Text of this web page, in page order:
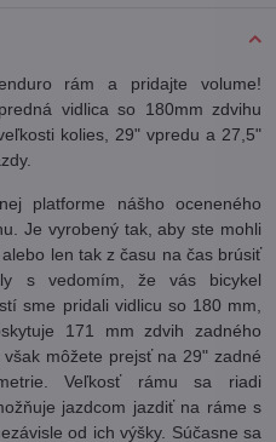
rám a pridajte volume!
vidlica so 180mm zdvihu
kolies, 29" vpredu a 27,5"
platforme nášho oceneného
Je vyrobený tak, aby ste mohli
len tak z času na čas brúsiť
s vedomím, že vás bicykel
sme pridali vidlicu so 180 mm,
171 mm zdvih zadného
môžete prejsť na 29" zadné
Veľkosť rámu sa riadi
jazdcom jazdiť na ráme s
od ich výšky. Súčasne sa